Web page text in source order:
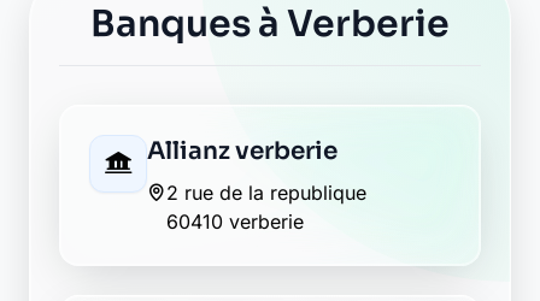
Banques à Verberie
Allianz verberie
2 rue de la republique
60410 verberie